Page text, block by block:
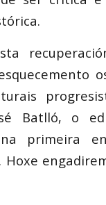
Batlló, o
primeira
Hoxe